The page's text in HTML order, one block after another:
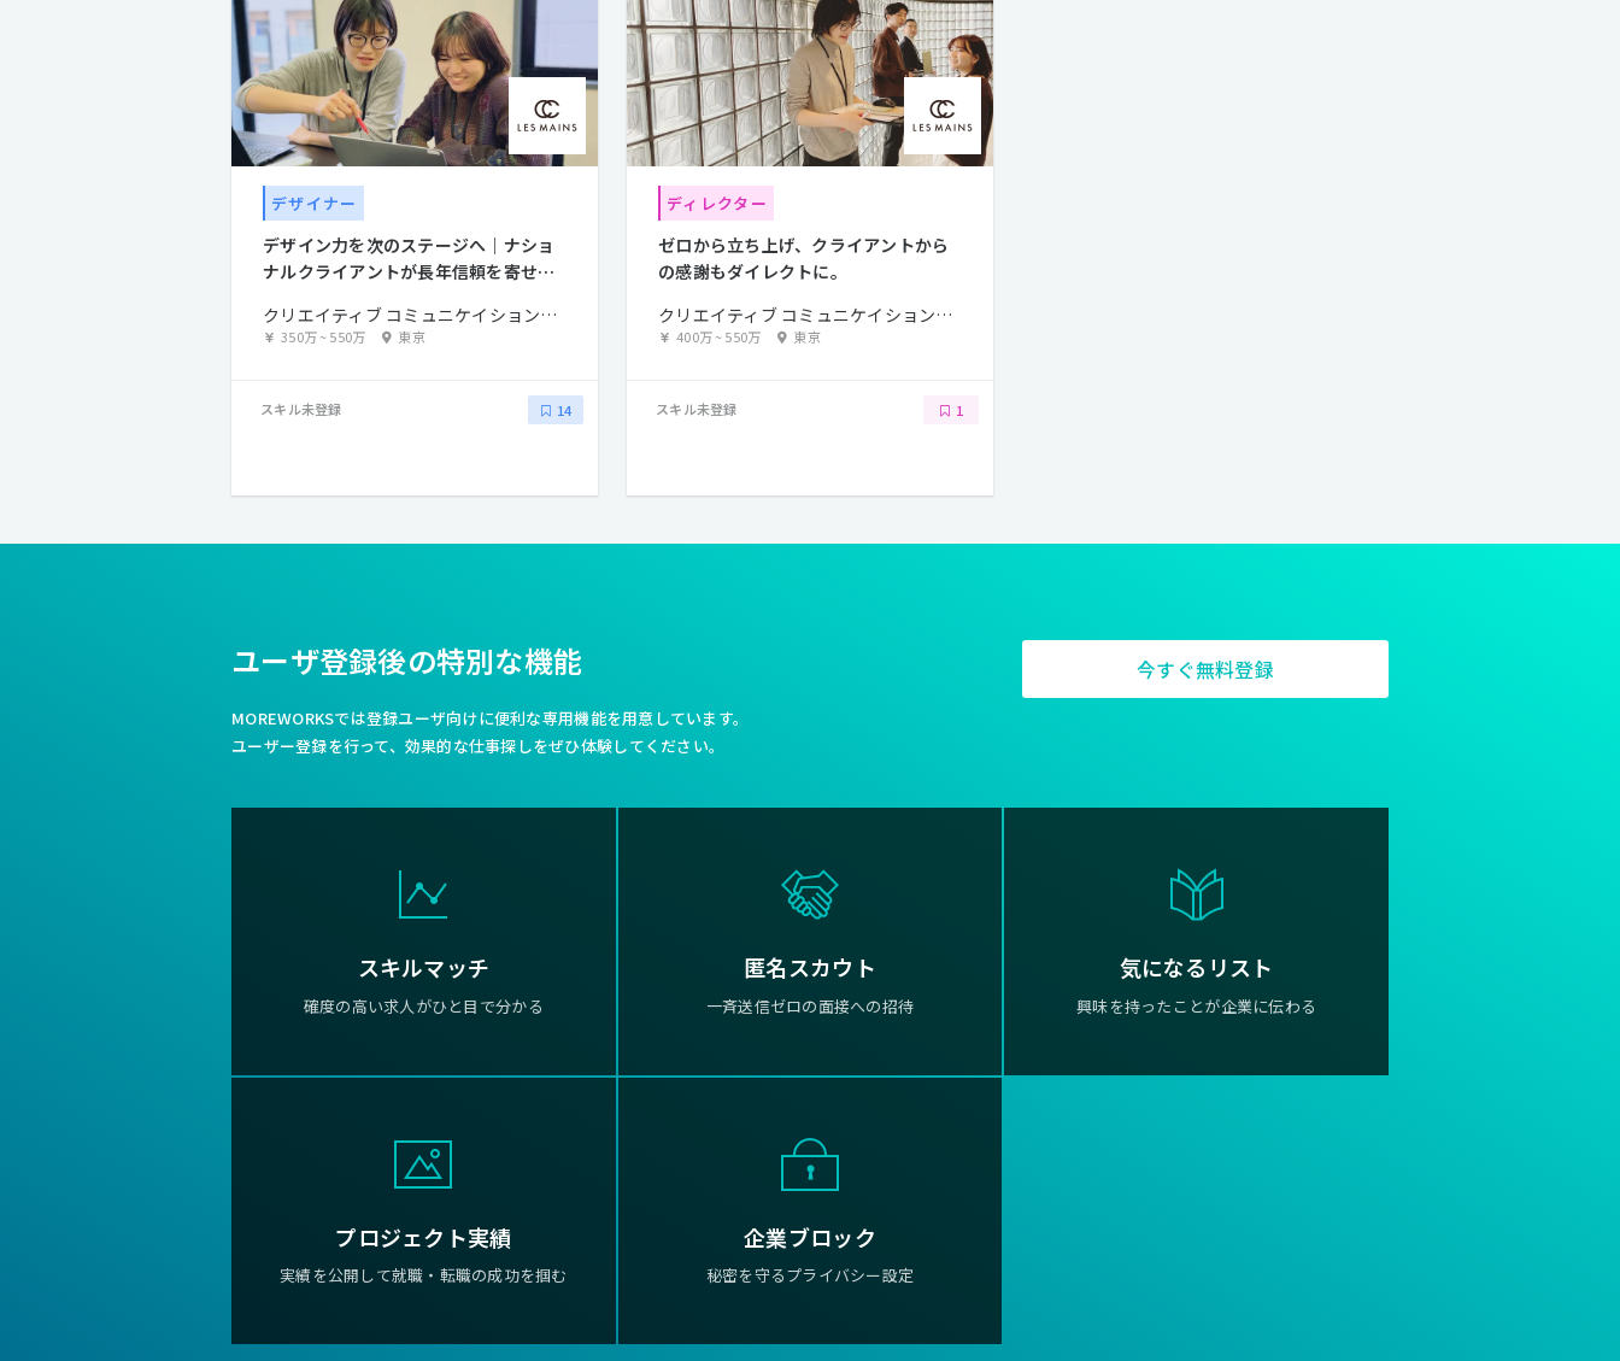
ければ採用されます。 大きなプロジェクトは８ヶ月ほど続きます。 年間の業務量は、波があります
が、ずっと深夜まで作業するようなことはありません。 案件の担当に関しては、適性、状況を見なが
ら、柔軟に調整します。 ■評価 意欲的で、売上に貢献した人は、しっかり評価します。 便利で落ち着い
た立地、対話を重視する誠実な人間関係の中で、 ナショナルクライアント案件を担当いただき、成長でき
る職場です。
デザイナー
デザイン力を次のステージへ｜ナショ
ナルクライアントが長年信頼を寄せる
クリエイティブ コミュニケイションズ 株式会社レマン
350万~550万 東京
スキル未登録 14
ディレクター
ゼロから立ち上げ、クライアントから
の感謝もダイレクトに。
クリエイティブ コミュニケイションズ 株式会社レマン
400万~550万 東京
スキル未登録 1
ユーザ登録後の特別な機能
MOREWORKSでは登録ユーザ向けに便利な専用機能を用意しています。
ユーザー登録を行って、効果的な仕事探しをぜひ体験してください。
今すぐ無料登録
スキルマッチ
確度の高い求人がひと目で分かる
匿名スカウト
一斉送信ゼロの面接への招待
気になるリスト
興味を持ったことが企業に伝わる
プロジェクト実績
実績を公開して就職・転職の成功を掴む
企業ブロック
秘密を守るプライバシー設定